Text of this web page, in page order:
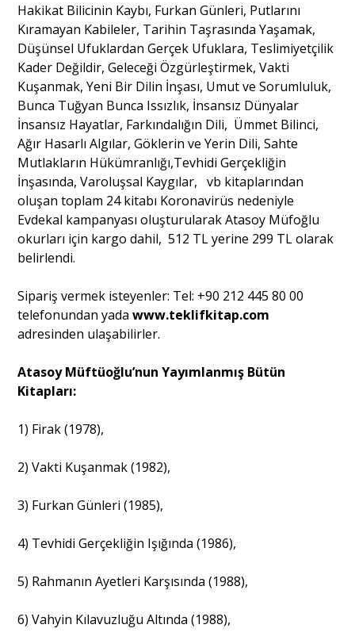
Yorum - Analiz
Söyleşi
Yazı Dizisi
Portre
Yazarlar
Eğitim
Hakikat Bilicinin Kaybı, Furkan Günleri, Putlarını
Kıramayan Kabileler, Tarihin Taşrasında Yaşamak,
Düşünsel Ufuklardan Gerçek Ufuklara, Teslimiyetçilik
Kader Değildir, Geleceği Özgürleştirmek, Vakti
Kuşanmak, Yeni Bir Dilin İnşası, Umut ve Sorumluluk,
Bunca Tuğyan Bunca Issızlık, İnsansız Dünyalar
İnsansız Hayatlar, Farkındalığın Dili, Ümmet Bilinci,
Ağır Hasarlı Algılar, Göklerin ve Yerin Dili, Sahte
Mutlakların Hükümranlığı,Tevhidi Gerçekliğin
İnşasında, Varoluşsal Kaygılar, vb kitaplarından
oluşan toplam 24 kitabı Koronavirüs nedeniyle
Evdekal kampanyası oluşturularak Atasoy Müfoğlu
okurları için kargo dahil, 512 TL yerine 299 TL olarak
belirlendi.
Sipariş vermek isteyenler: Tel: +90 212 445 80 00
telefonundan yadawww.teklifkitap.com
adresinden ulaşabilirler.
Atasoy Müftüoğlu’nun Yayımlanmış Bütün
Kitapları:
1) Firak (1978),
2) Vakti Kuşanmak (1982),
3) Furkan Günleri (1985),
4) Tevhidi Gerçekliğin Işığında (1986),
5) Rahmanın Ayetleri Karşısında (1988),
6) Vahyin Kılavuzluğu Altında (1988),